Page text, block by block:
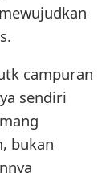
campuran
sendiri
bukan